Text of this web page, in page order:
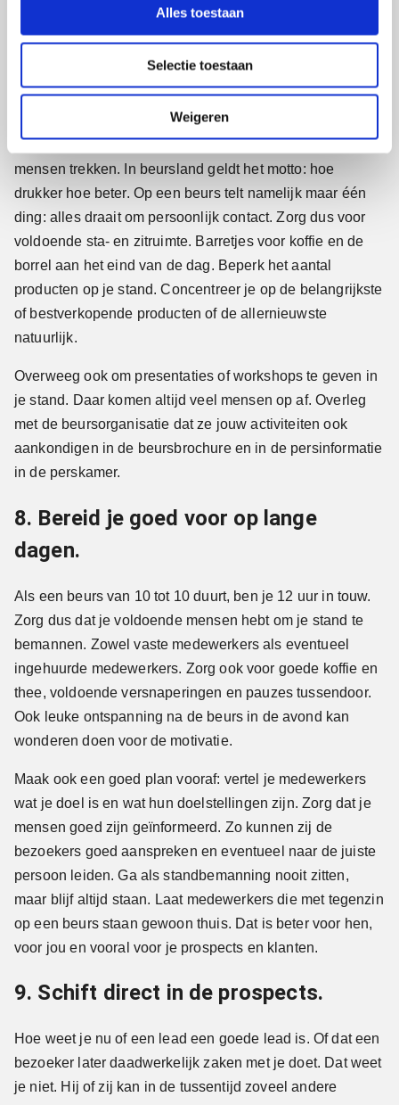
Alles toestaan
Selectie toestaan
Weigeren
Je producten zijn belangrijk, net als de 3D-elementen —
schermen, wanden, opstellingen —waarmee je over je
producten en diensten communiceert. Maar mensen op je
stand zijn belangrijker dan dingen, véél belangrijker.
Alleen al vanwege het feit dat mensen ook andere
mensen trekken. In beursland geldt het motto: hoe
drukker hoe beter. Op een beurs telt namelijk maar één
ding: alles draait om persoonlijk contact. Zorg dus voor
voldoende sta- en zitruimte. Barretjes voor koffie en de
borrel aan het eind van de dag. Beperk het aantal
producten op je stand. Concentreer je op de belangrijkste
of bestverkopende producten of de allernieuwste
natuurlijk.
Overweeg ook om presentaties of workshops te geven in
je stand. Daar komen altijd veel mensen op af. Overleg
met de beursorganisatie dat ze jouw activiteiten ook
aankondigen in de beursbrochure en in de persinformatie
in de perskamer.
8. Bereid je goed voor op lange
dagen.
Als een beurs van 10 tot 10 duurt, ben je 12 uur in touw.
Zorg dus dat je voldoende mensen hebt om je stand te
bemannen. Zowel vaste medewerkers als eventueel
ingehuurde medewerkers. Zorg ook voor goede koffie en
thee, voldoende versnaperingen en pauzes tussendoor.
Ook leuke ontspanning na de beurs in de avond kan
wonderen doen voor de motivatie.
Maak ook een goed plan vooraf: vertel je medewerkers
wat je doel is en wat hun doelstellingen zijn. Zorg dat je
mensen goed zijn geïnformeerd. Zo kunnen zij de
bezoekers goed aanspreken en eventueel naar de juiste
persoon leiden. Ga als standbemanning nooit zitten,
maar blijf altijd staan. Laat medewerkers die met tegenzin
op een beurs staan gewoon thuis. Dat is beter voor hen,
voor jou en vooral voor je prospects en klanten.
9. Schift direct in de prospects.
Hoe weet je nu of een lead een goede lead is. Of dat een
bezoeker later daadwerkelijk zaken met je doet. Dat weet
je niet. Hij of zij kan in de tussentijd zoveel andere